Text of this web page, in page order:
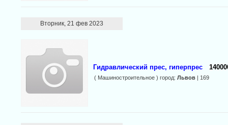
Вторник, 21 фев 2023
Гидравлический прес, гиперпрес
( Машиностроительное ) город: Львов| 169